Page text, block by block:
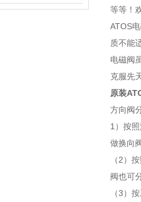
等等！
ATOS
质不能
电磁阀
克服先
原装
方向阀
1）按
做换向
（2）
阀也可
（3）